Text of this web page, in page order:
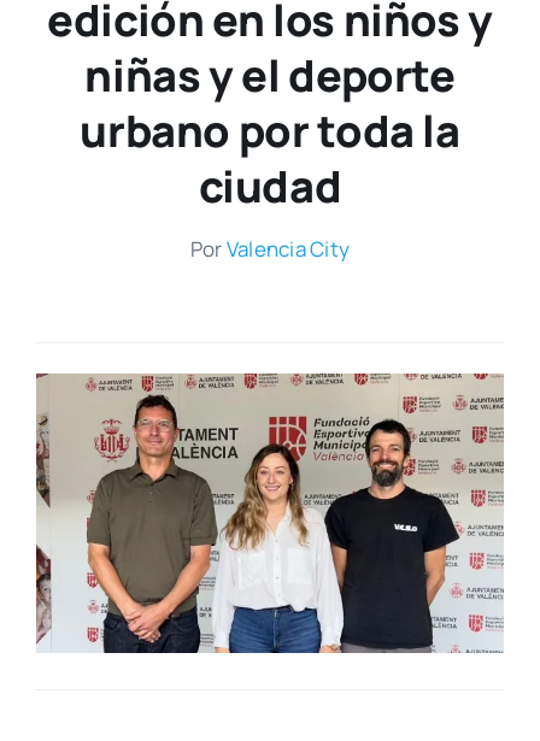
edición en los niños y
niñas y el deporte
urbano por toda la
ciudad
PorValen­cia City